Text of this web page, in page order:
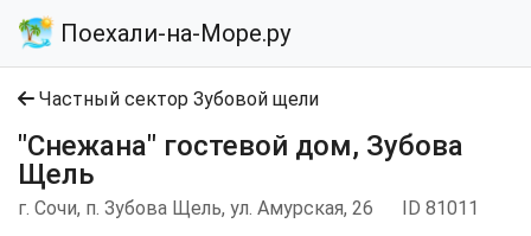
Поехали-на-Море.ру
Частный сектор Зубовой щели
"Снежана" гостевой дом, Зубова
Щель
г. Сочи, п. Зубова Щель, ул. Амурская, 26 ID 81011